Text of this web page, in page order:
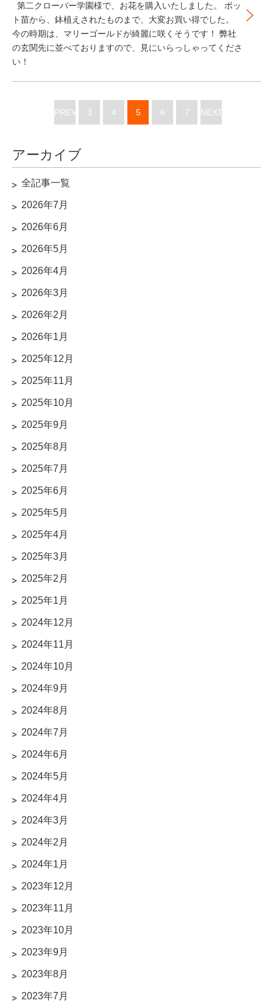
第二クローバー学園様で、お花を購入いたしました。 ポッ
ト苗から、鉢植えされたものまで、大変お買い得でした。
今の時期は、マリーゴールドが綺麗に咲くそうです！ 弊社
の玄関先に並べておりますので、見にいらっしゃってくださ
い！
PREV 3 4 5 6 7 NEXT
アーカイブ
全記事一覧
2026年7月
2026年6月
2026年5月
2026年4月
2026年3月
2026年2月
2026年1月
2025年12月
2025年11月
2025年10月
2025年9月
2025年8月
2025年7月
2025年6月
2025年5月
2025年4月
2025年3月
2025年2月
2025年1月
2024年12月
2024年11月
2024年10月
2024年9月
2024年8月
2024年7月
2024年6月
2024年5月
2024年4月
2024年3月
2024年2月
2024年1月
2023年12月
2023年11月
2023年10月
2023年9月
2023年8月
2023年7月